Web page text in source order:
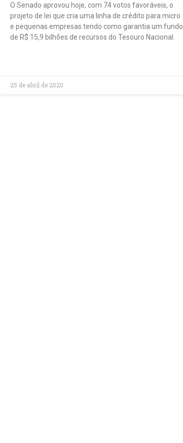
O Senado aprovou hoje, com 74 votos favoráveis, o
projeto de lei que cria uma linha de crédito para micro
e pequenas empresas tendo como garantia um fundo
de R$ 15,9 bilhões de recursos do Tesouro Nacional.
25 de abril de 2020